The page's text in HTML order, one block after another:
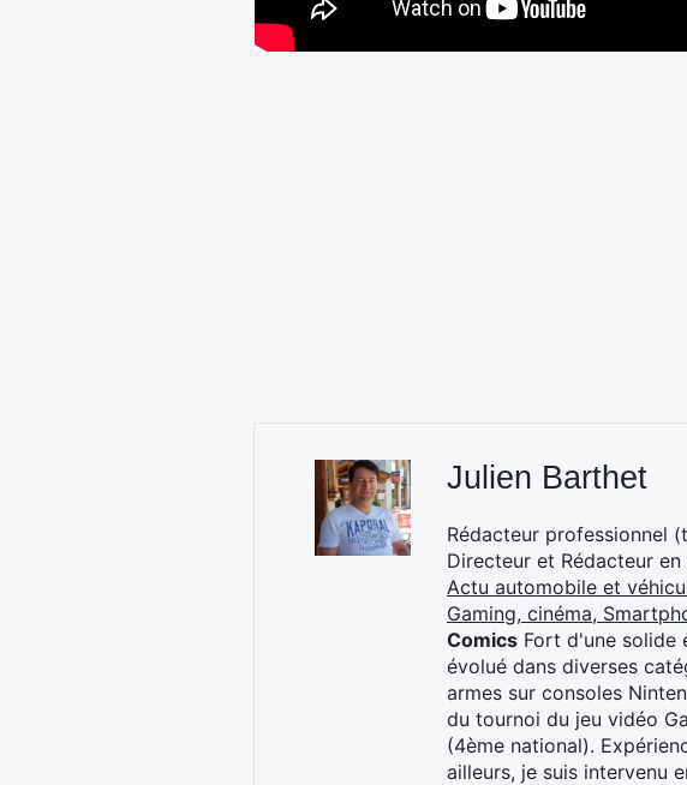
Julien Barthet
Rédacteur professionnel
Directeur et Rédacteur
Actu automobile et
Gaming, cinéma,
Comics Fort d'une solide
évolué dans diverses
armes sur consoles
du tournoi du jeu vidéo
(4ème national).
ailleurs, je suis intervenu